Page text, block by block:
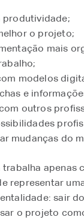
produtividade;
o projeto;
mais
modelos
e
outros
mudanças do
trabalha apenas
representar
sair
o projeto